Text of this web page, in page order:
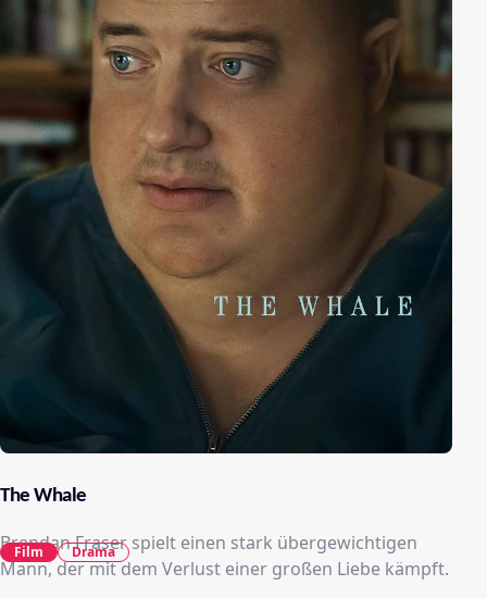
The Whale
Brendan Fraser spielt einen stark übergewichtigen
Mann, der mit dem Verlust einer großen Liebe kämpft.
Film Drama